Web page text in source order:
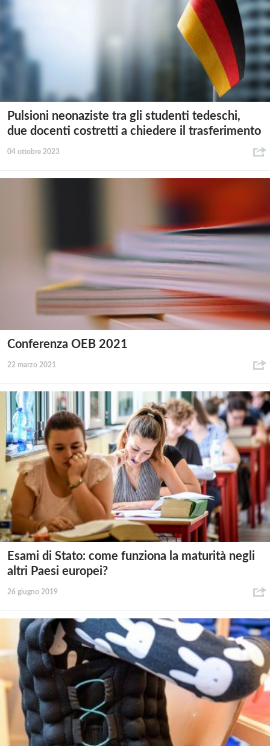
Pulsioni neonaziste tra gli studenti tedeschi,
due docenti costretti a chiedere il trasferimento
04 ottobre 2023
Conferenza OEB 2021
22 marzo 2021
Esami di Stato: come funziona la maturità negli
altri Paesi europei?
26 giugno 2019